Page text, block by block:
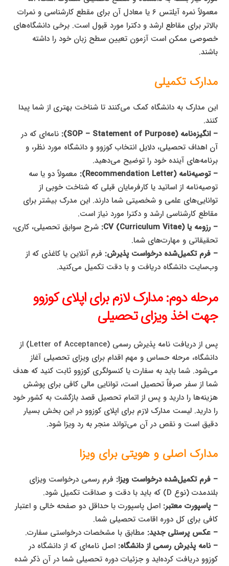
معمولاً نمره آیلتس ۶ یا معادل آن برای مقطع کارشناسی و نمرات
بالاتر برای مقاطع ارشد و دکترا مورد قبول است. برخی دانشگاه‌های
خصوصی ممکن است آزمون تعیین سطح زبان خود را داشته
باشند.
مدارک تکمیلی
این مدارک به دانشگاه کمک می‌کنند تا شناخت بهتری از شما پیدا
کنند.
– انگیزه‌نامه (SOP – Statement of Purpose):
نامه‌ای که در
آن اهداف تحصیلی، دلایل انتخاب کوزوو و دانشگاه مورد نظر، و
برنامه‌های آینده خود را توضیح می‌دهید.
– توصیه‌نامه (Recommendation Letter):
معمولاً دو یا سه
توصیه‌نامه از اساتید یا کارفرمایان قبلی که شناخت خوبی از
توانایی‌های علمی و شخصیتی شما دارند. این مدرک بیشتر برای
مقاطع کارشناسی ارشد و دکترا مورد نیاز است.
– رزومه یا CV (Curriculum Vitae):
شرح سوابق تحصیلی، کاری،
تحقیقاتی و مهارت‌های شما.
– فرم تکمیل‌شده درخواست پذیرش: فرم آنلاین یا کاغذی که از
وب‌سایت دانشگاه دریافت و با دقت تکمیل می‌کنید.
مرحله دوم: مدارک لازم برای اپلای کوزوو
جهت اخذ ویزای تحصیلی
پس از دریافت نامه پذیرش رسمی (Letter of Acceptance) از
دانشگاه، مرحله حساس و مهم اقدام برای ویزای تحصیلی آغاز
می‌شود. شما باید به سفارت یا کنسولگری کوزوو ثابت کنید که هدف
شما از سفر صرفاً تحصیل است، توانایی مالی کافی برای پوشش
هزینه‌ها را دارید و پس از اتمام تحصیل قصد بازگشت به کشور خود
را دارید. لیست مدارک لازم برای اپلای کوزوو در این بخش بسیار
دقیق است و نقص در آن می‌تواند منجر به رد ویزا شود.
مدارک اصلی و هویتی برای ویزا
– فرم تکمیل‌شده درخواست ویزا: فرم رسمی درخواست ویزای
بلندمدت (نوع D) که باید با دقت و صداقت تکمیل شود.
– پاسپورت معتبر: اصل پاسپورت با حداقل دو صفحه خالی و اعتبار
کافی برای کل دوره اقامت تحصیلی شما.
– عکس پرسنلی جدید: مطابق با مشخصات درخواستی سفارت.
– نامه پذیرش رسمی از دانشگاه: اصل نامه‌ای که از دانشگاه در
کوزوو دریافت کرده‌اید و جزئیات دوره تحصیلی شما در آن ذکر شده